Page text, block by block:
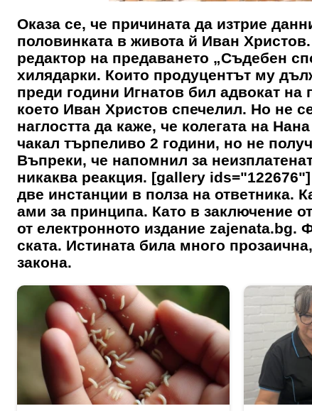
Оказа се, че причината да изтрие
половинката в живота й Иван
редактор на предаването „Съдебен
хилядарки. Които продуцентът му
преди години Игнатов бил адвокат
което Иван Христов спечелил. Но не
наглостта да каже, че колегата на
чакал търпеливо 2 години, но не
Въпреки, че напомнил за
никаква реакция. [gallery
две инстанции в полза на ответника.
ами за принципа. Като в заключение
от електронното издание zajenata.bg.
ската. Истината била много
закона.